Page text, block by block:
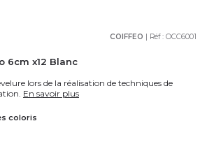
COIFFEO | Réf : OCC6001
6cm x12 Blanc
lors de la réalisation de techniques de
En savoir plus
coloris